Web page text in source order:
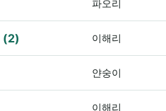
파오리
(2) 이해리
얀숭이
이해리